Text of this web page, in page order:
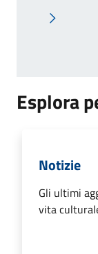
Pagina
Esplora
Notizie
Gli ultimi
vita